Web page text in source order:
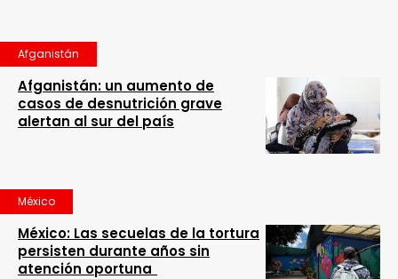
Afganistán
Afganistán: un aumento de
casos de desnutrición grave
alertan al sur del país
México
México: Las secuelas de la tortura
persisten durante años sin
atención oportuna